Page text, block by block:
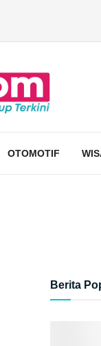
OTOMOTIF
Berita